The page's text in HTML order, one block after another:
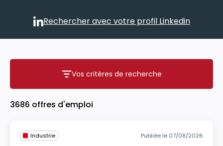
Rechercher avec votre
Rechercher avec votre profil Linkedin
Vos critères de recherche
Vos critères de recherche
3686 offres d'emploi
Industrie Publiée le 07/08/2026